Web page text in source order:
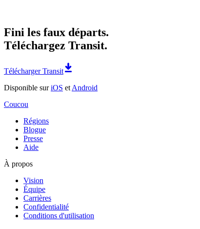
Fini les faux départs.
Téléchargez Transit.
Télécharger Transit
Disponible suriOS et Android
Coucou
Régions
Blogue
Presse
Aide
À propos
Vision
Équipe
Carrières
Confidentialité
Conditions d'utilisation